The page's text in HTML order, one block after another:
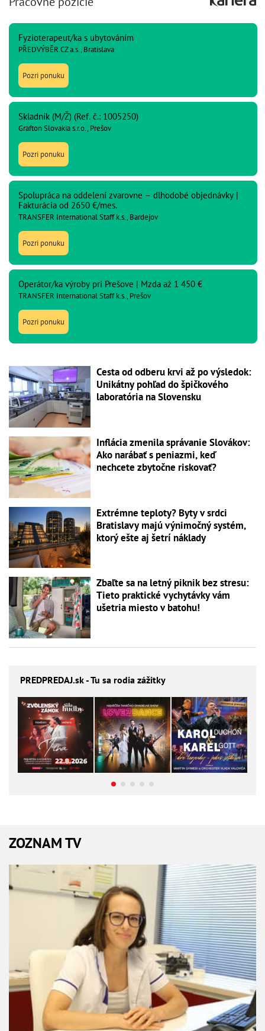
Fyzioterapeut/ka s ubytováním
PŘEDVÝBĚR.CZ a.s., Bratislava
Pozri ponuku
Skladník (M/Ž) (Ref. č.: 1005250)
Grafton Slovakia s.r.o., Prešov
Pozri ponuku
Spolupráca na oddelení zvarovne – dlhodobé objednávky |
Fakturácia od 2650 €/mes.
TRANSFER International Staff k.s., Bardejov
Pozri ponuku
Operátor/ka výroby pri Prešove | Mzda až 1 450 €
TRANSFER International Staff k.s., Prešov
Pozri ponuku
Cesta od odberu krvi až po výsledok:
Unikátny pohľad do špičkového
laboratória na Slovensku
Inflácia zmenila správanie Slovákov:
Ako narábať s peniazmi, keď
nechcete zbytočne riskovať?
Extrémne teploty? Byty v srdci
Bratislavy majú výnimočný systém,
ktorý ešte aj šetrí náklady
Zbaľte sa na letný piknik bez stresu:
Tieto praktické vychytávky vám
ušetria miesto v batohu!
PREDPREDAJ.sk - Tu sa rodia zážitky
ZOZNAM TV